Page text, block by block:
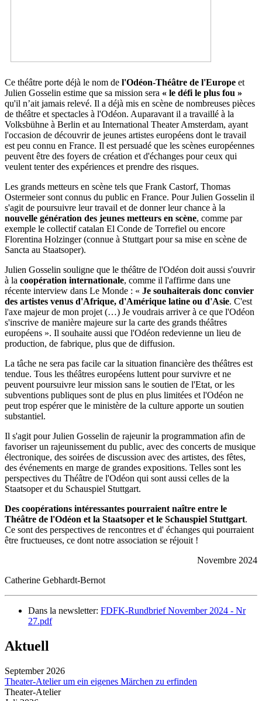
Ce théâtre porte déjà le nom de l'Odéon-Théâtre de l'Europe et
Julien Gosselin estime que sa mission sera « le défi le plus fou »
qu'il n’ait jamais relevé. Il a déjà mis en scène de nombreuses pièces
de théâtre et spectacles à l'Odéon. Auparavant il a travaillé à la
Volksbühne à Berlin et au International Theater Amsterdam, ayant
l'occasion de découvrir de jeunes artistes européens dont le travail
est peu connu en France. Il est persuadé que les scènes européennes
peuvent être des foyers de création et d'échanges pour ceux qui
veulent tenter des expériences et prendre des risques.
Les grands metteurs en scène tels que Frank Castorf, Thomas
Ostermeier sont connus du public en France. Pour Julien Gosselin il
s'agit de poursuivre leur travail et de donner leur chance à la
nouvelle génération des jeunes metteurs en scène, comme par
exemple le collectif catalan El Conde de Torrefiel ou encore
Florentina Holzinger (connue à Stuttgart pour sa mise en scène de
Sancta au Staatsoper).
Julien Gosselin souligne que le théâtre de l'Odéon doit aussi s'ouvrir
à la coopération internationale, comme il l'affirme dans une
récente interview dans Le Monde : « Je souhaiterais donc convier
des artistes venus d'Afrique, d'Amérique latine ou d'Asie. C'est
l'axe majeur de mon projet (…) Je voudrais arriver à ce que l'Odéon
s'inscrive de manière majeure sur la carte des grands théâtres
européens ». Il souhaite aussi que l'Odéon redevienne un lieu de
production, de fabrique, plus que de diffusion.
La tâche ne sera pas facile car la situation financière des théâtres est
tendue. Tous les théâtres européens luttent pour survivre et ne
peuvent poursuivre leur mission sans le soutien de l'Etat, or les
subventions publiques sont de plus en plus limitées et l'Odéon ne
peut trop espérer que le ministère de la culture apporte un soutien
substantiel.
Il s'agit pour Julien Gosselin de rajeunir la programmation afin de
favoriser un rajeunissement du public, avec des concerts de musique
électronique, des soirées de discussion avec des artistes, des fêtes,
des événements en marge de grandes expositions. Telles sont les
perspectives du Théâtre de l'Odéon qui sont aussi celles de la
Staatsoper et du Schauspiel Stuttgart.
Des coopérations intéressantes pourraient naître entre le
Théâtre de l'Odéon et la Staatsoper et le Schauspiel Stuttgart.
Ce sont des perspectives de rencontres et d' échanges qui pourraient
être fructueuses, ce dont notre association se réjouit !
Novembre 2024
Catherine Gebhardt-Bernot
Dans la newsletter: FDFK-Rundbrief November 2024 - Nr
27.pdf
Aktuell
September 2026
Theater-Atelier um ein eigenes Märchen zu erfinden
Theater-Atelier